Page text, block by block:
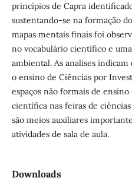
princípios de Capra
sustentando-se na formação
mapas mentais finais foi
no vocabulário científico e
ambiental. As analises
o ensino de Ciências por
espaços não formais de
científica nas feiras de
são meios auxiliares
atividades de sala de aula.
Downloads